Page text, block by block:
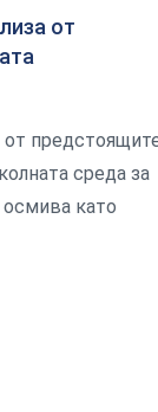
от
от
среда за
като